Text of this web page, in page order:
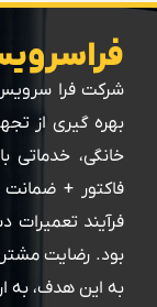
شرکت فرا سرویس
بهره گیری از
خانگی، خدماتی
فاکتور + ضمانت
فرآیند تعمیرات
بود. رضایت
به این هدف، به